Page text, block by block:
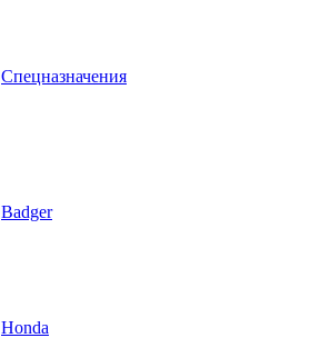
Спецназначения
Badger
Honda